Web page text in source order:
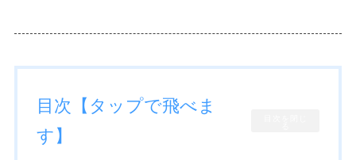
目次【タップで飛べま
す】